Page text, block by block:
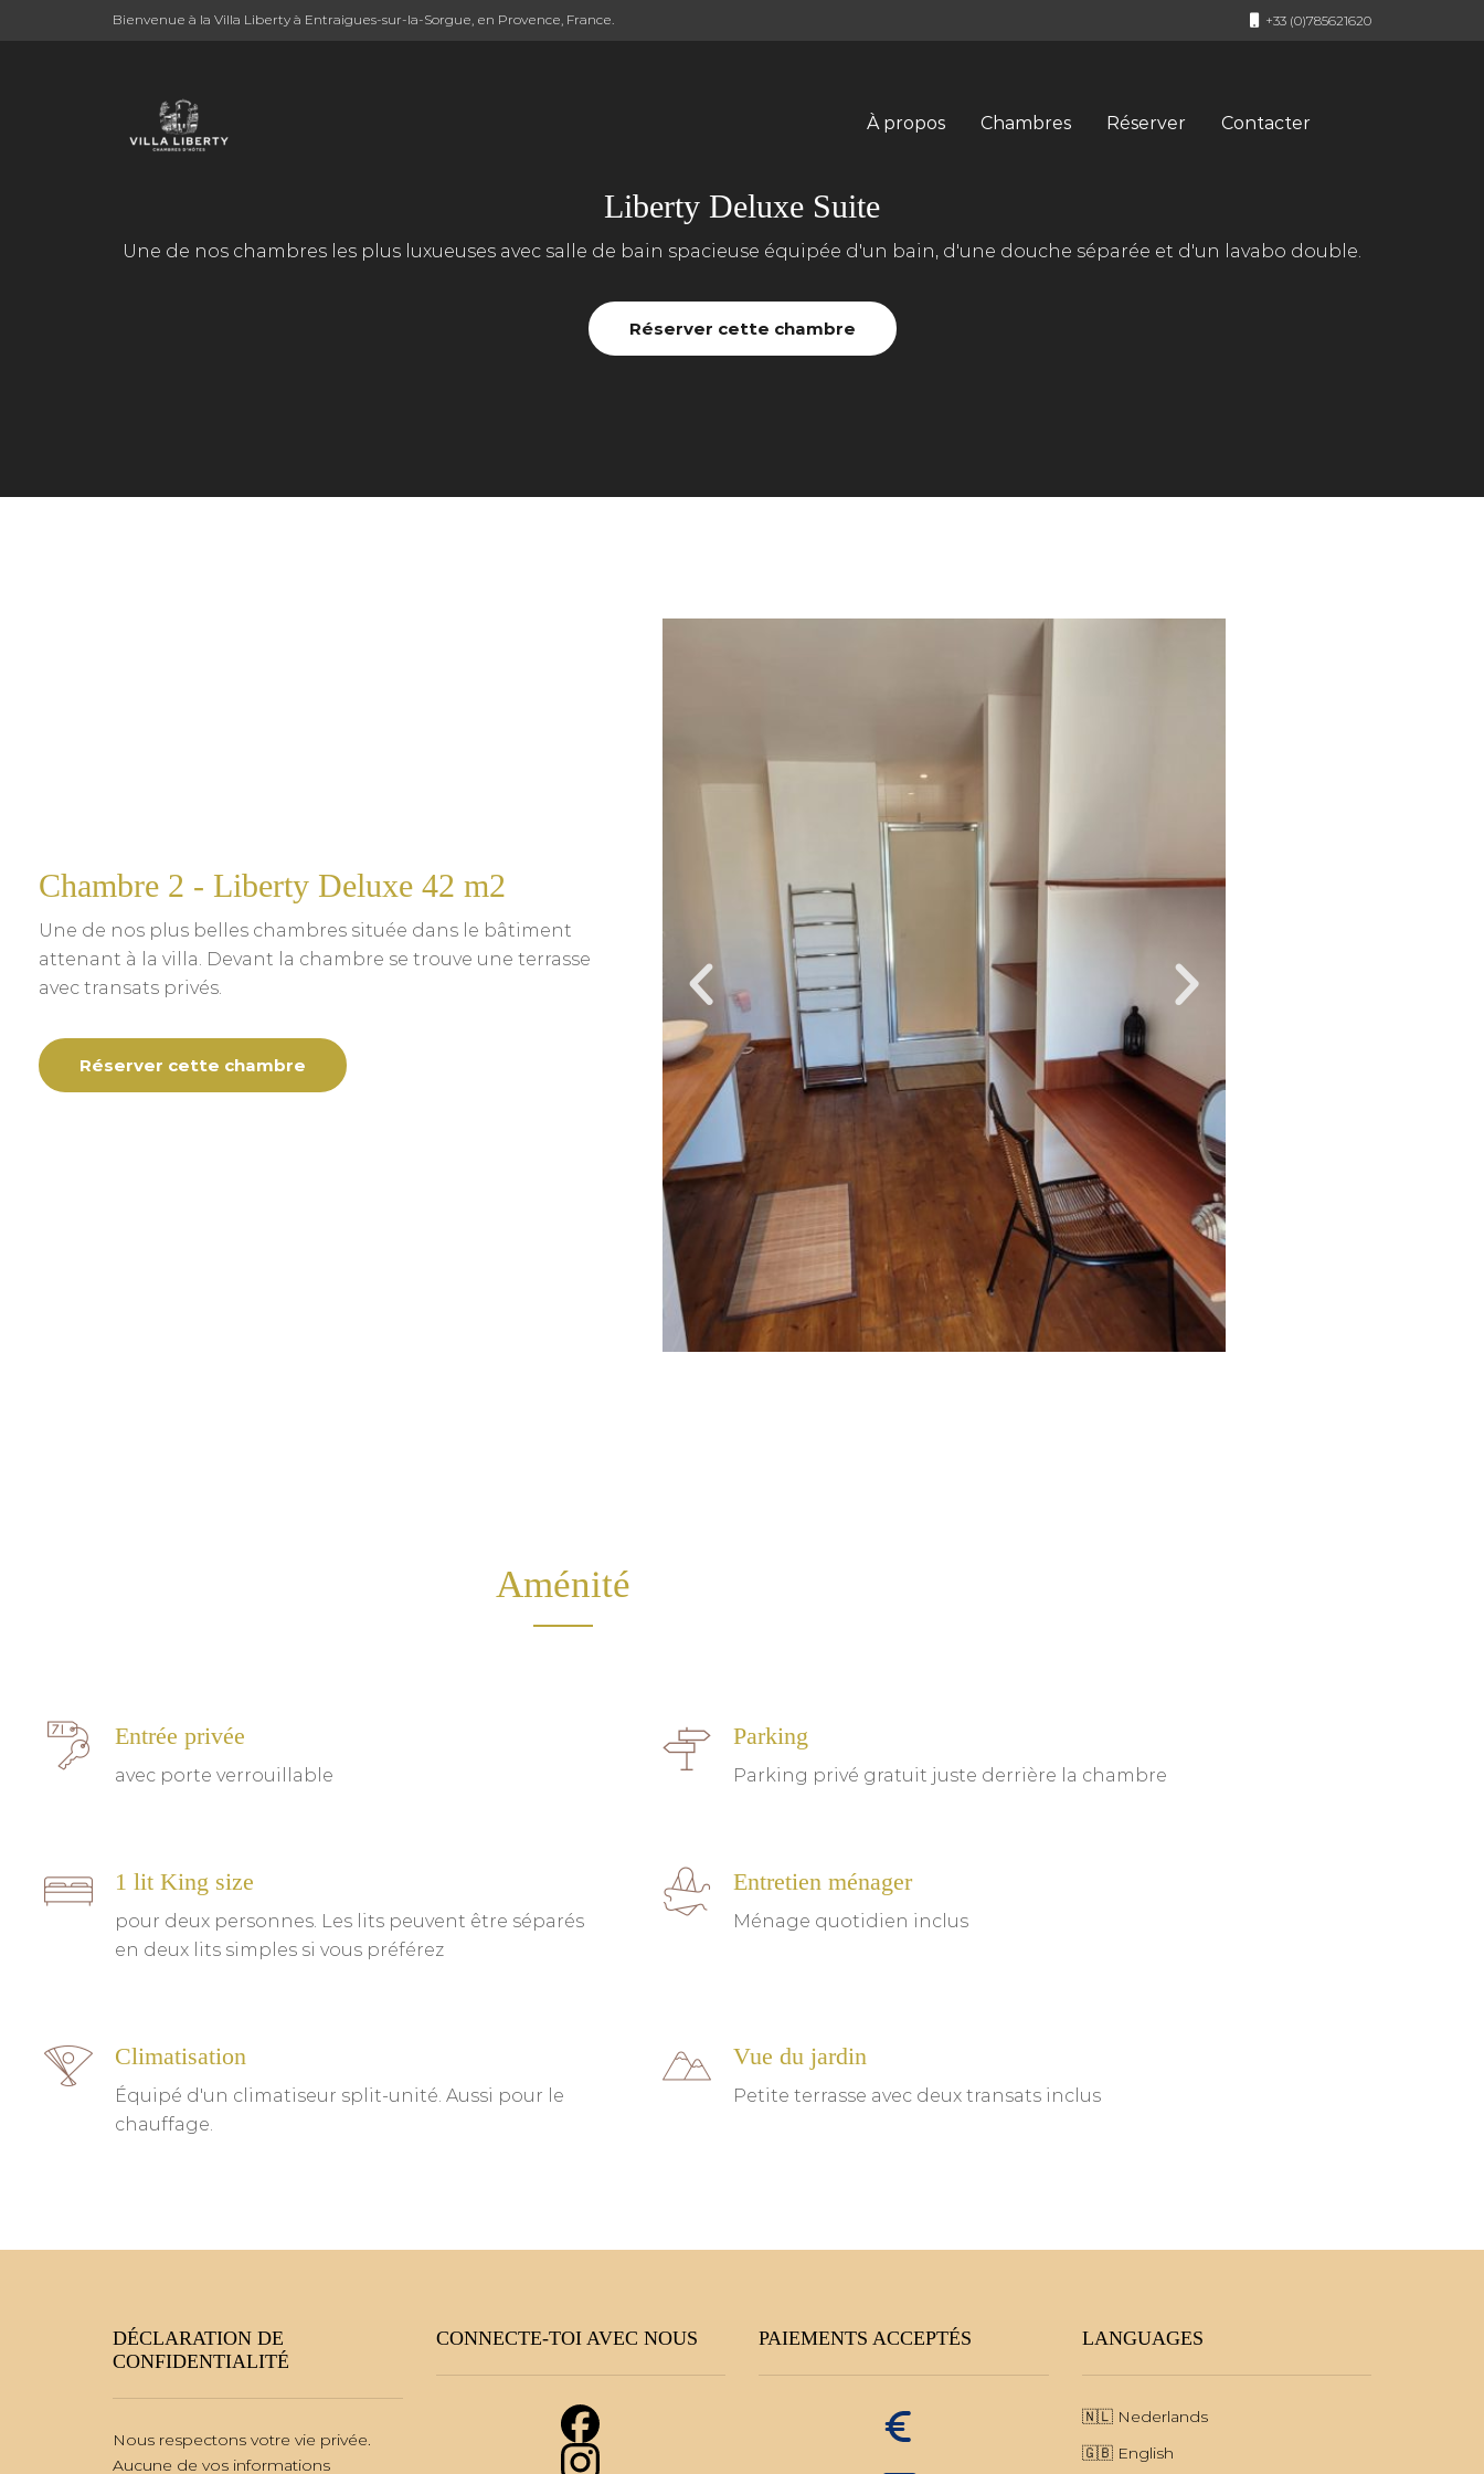
Bienvenue à la Villa Liberty à Entraigues-sur-la-Sorgue, en Provence, France. +33 (0)785621620
À propos Chambres Réserver Contacter
Liberty Deluxe Suite
Une de nos chambres les plus luxueuses avec salle de bain spacieuse équipée d'un bain, d'une douche séparée et d'un lavabo double.
Réserver cette chambre
Chambre 2 - Liberty Deluxe 42 m2
Une de nos plus belles chambres située dans le bâtiment
attenant à la villa. Devant la chambre se trouve une terrasse
avec transats privés.
Réserver cette chambre
Aménité
Entrée privée
avec porte verrouillable
Parking
Parking privé gratuit juste derrière la chambre
1 lit King size
pour deux personnes. Les lits peuvent être séparés
en deux lits simples si vous préférez
Entretien ménager
Ménage quotidien inclus
Climatisation
Équipé d'un climatiseur split-unité. Aussi pour le
chauffage.
Vue du jardin
Petite terrasse avec deux transats inclus
DÉCLARATION DE
CONFIDENTIALITÉ
Nous respectons votre vie privée.
Aucune de vos informations
CONNECTE-TOI AVEC NOUS PAIEMENTS ACCEPTÉS LANGUAGES
🇳🇱 Nederlands
🇬🇧 English